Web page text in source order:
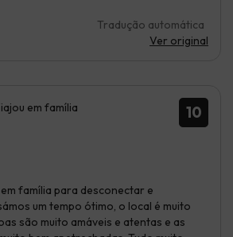
Tradução automática
Ver original
10
em família
família para desconectar e
um tempo ótimo, o local é muito
são muito amáveis e atentas e as